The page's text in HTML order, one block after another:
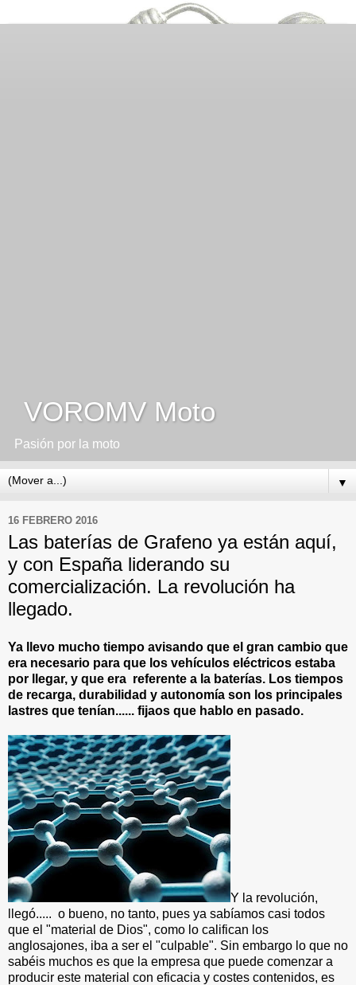
VOROMV Moto
Pasión por la moto
▼
16 FEBRERO 2016
Las baterías de Grafeno ya están aquí,
y con España liderando su
comercialización. La revolución ha
llegado.
Ya llevo mucho tiempo avisando que el gran cambio que
era necesario para que los vehículos eléctricos estaba
por llegar, y que era referente a la baterías. Los tiempos
de recarga, durabilidad y autonomía son los principales
lastres que tenían...... fijaos que hablo en pasado.
Y la revolución,
llegó..... o bueno, no tanto, pues ya sabíamos casi todos
que el "material de Dios", como lo califican los
anglosajones, iba a ser el "culpable". Sin embargo lo que no
sabéis muchos es que la empresa que puede comenzar a
producir este material con eficacia y costes contenidos, es